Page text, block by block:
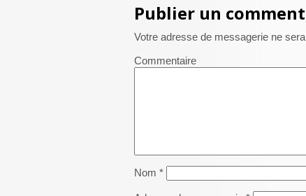
Publier un
Votre adresse de messagerie ne
Commentaire
Nom *